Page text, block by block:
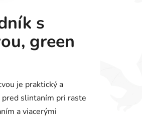
s
green
je praktický a
slintaním pri raste
a viacerými